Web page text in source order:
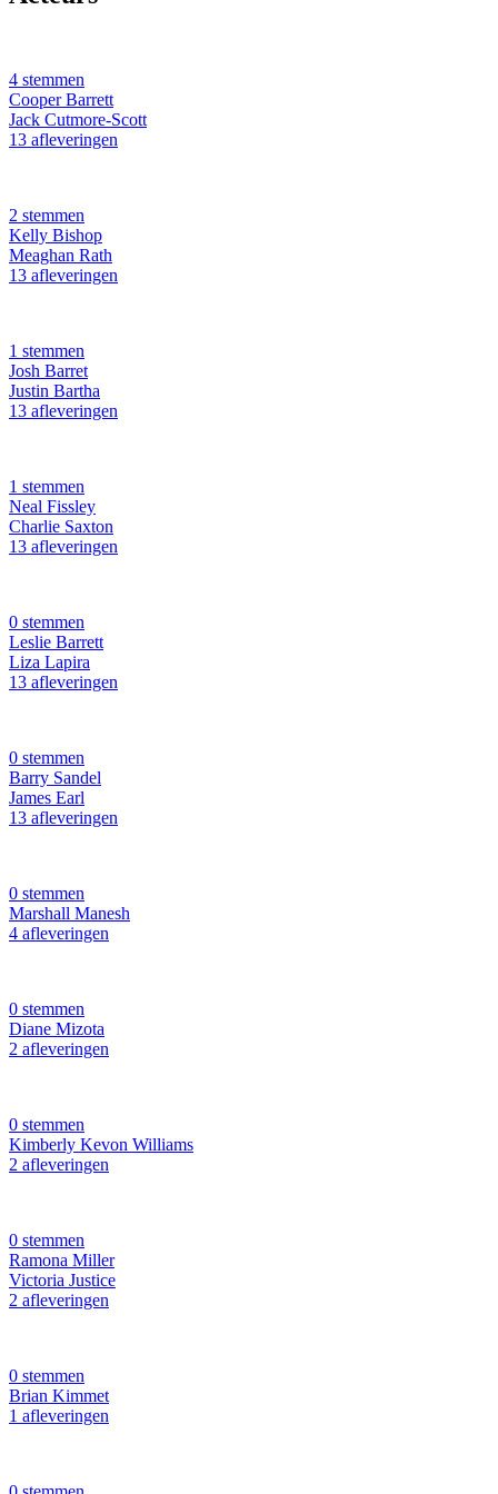
4 stemmen
Cooper Barrett
Jack Cutmore-Scott
13 afleveringen
2 stemmen
Kelly Bishop
Meaghan Rath
13 afleveringen
1 stemmen
Josh Barret
Justin Bartha
13 afleveringen
1 stemmen
Neal Fissley
Charlie Saxton
13 afleveringen
0 stemmen
Leslie Barrett
Liza Lapira
13 afleveringen
0 stemmen
Barry Sandel
James Earl
13 afleveringen
0 stemmen
Marshall Manesh
4 afleveringen
0 stemmen
Diane Mizota
2 afleveringen
0 stemmen
Kimberly Kevon Williams
2 afleveringen
0 stemmen
Ramona Miller
Victoria Justice
2 afleveringen
0 stemmen
Brian Kimmet
1 afleveringen